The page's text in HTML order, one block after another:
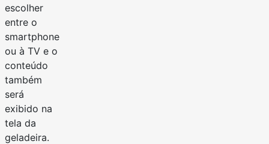
escolher
entre o
smartphone
ou à TV e o
conteúdo
também
será
exibido na
tela da
geladeira.